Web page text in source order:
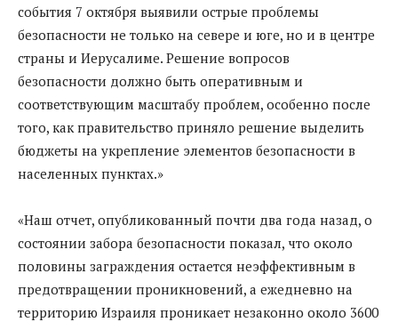
события 7 октября выявили острые проблемы
безопасности не только на севере и юге, но и в центре
страны и Иерусалиме. Решение вопросов
безопасности должно быть оперативным и
соответствующим масштабу проблем, особенно после
того, как правительство приняло решение выделить
бюджеты на укрепление элементов безопасности в
населенных пунктах.»
«Наш отчет, опубликованный почти два года назад, о
состоянии забора безопасности показал, что около
половины заграждения остается неэффективным в
предотвращении проникновений, а ежедневно на
территорию Израиля проникает незаконно около 3600